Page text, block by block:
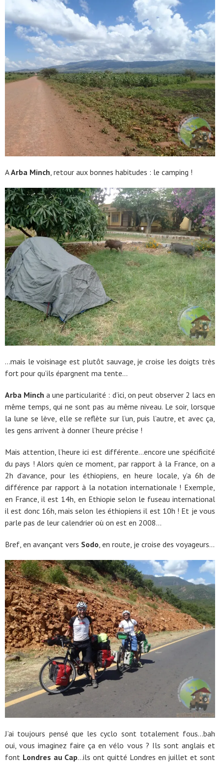
AArba Minch, retour aux bonnes habitudes : le camping !
…mais le voisinage est plutôt sauvage, je croise les doigts très
fort pour qu’ils épargnent ma tente…
Arba Minch a une particularité : d’ici, on peut observer 2 lacs en
même temps, qui ne sont pas au même niveau. Le soir, lorsque
la lune se lève, elle se reflète sur l’un, puis l’autre, et avec ça,
les gens arrivent à donner l’heure précise !
Mais attention, l’heure ici est différente…encore une spécificité
du pays ! Alors qu’en ce moment, par rapport à la France, on a
2h d’avance, pour les éthiopiens, en heure locale, y’a 6h de
différence par rapport à la notation internationale ! Exemple,
en France, il est 14h, en Ethiopie selon le fuseau international
il est donc 16h, mais selon les éthiopiens il est 10h ! Et je vous
parle pas de leur calendrier où on est en 2008…
Bref, en avançant vers Sodo, en route, je croise des voyageurs…
J’ai toujours pensé que les cyclo sont totalement fous…bah
oui, vous imaginez faire ça en vélo vous ? Ils sont anglais et
font Londres au Cap…ils ont quitté Londres en juillet et sont